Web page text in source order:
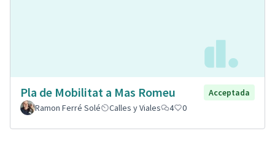
Pla de Mobilitat a Mas Romeu
Acceptada
Ramon Ferré Solé
Calles y Viales 4 0